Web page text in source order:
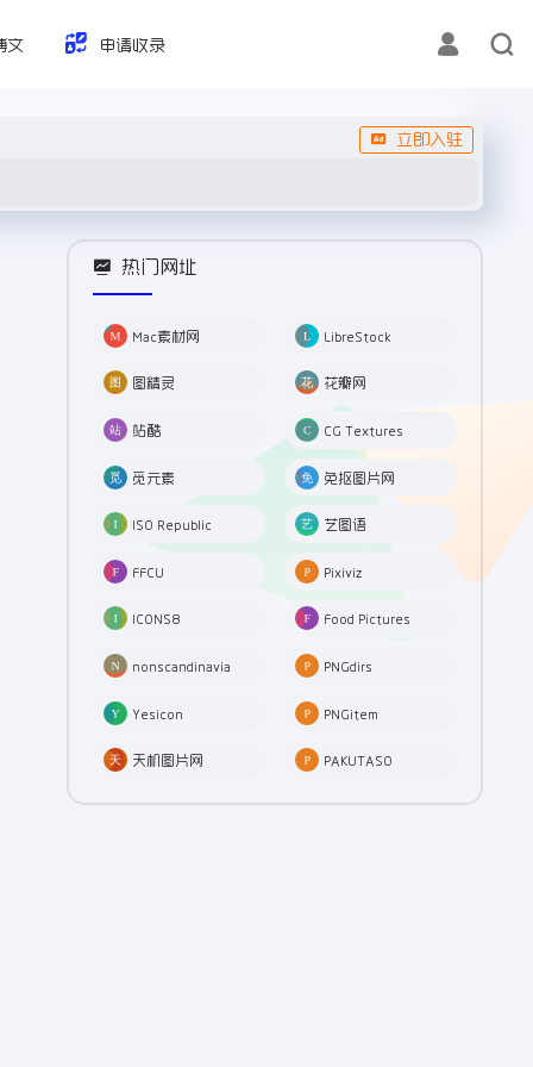
文 申请收录
立即入驻
热门网址
Mac素材网 LibreStock
图精灵 花瓣网
站酷 CG Textures
觅元素 免抠图片网
ISO Republic 艺图语
FFCU Pixiviz
ICONS8 Food Pictures
nonscandinavia PNGdirs
Yesicon PNGitem
天机图片网 PAKUTASO